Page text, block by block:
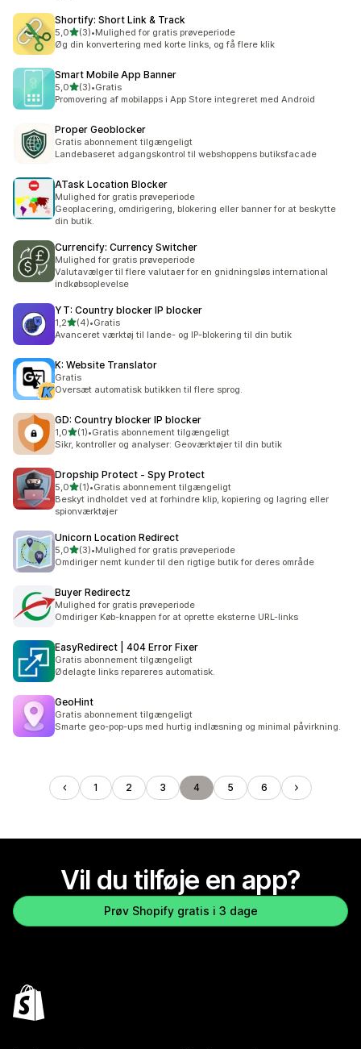
Shortify: Short Link & Track
5,0ud af 5 stjerner
(3)
3 anmeldelser i alt
•Mulighed for gratis prøveperiode
Øg din konvertering med korte links, og få flere klik
Smart Mobile App Banner
5,0ud af 5 stjerner
(3)
3 anmeldelser i alt
•Gratis
Promovering af mobilapps i App Store integreret med Android
Proper Geoblocker
Gratis abonnement tilgængeligt
Landebaseret adgangskontrol til webshoppens butiksfacade
ATask Location Blocker
Mulighed for gratis prøveperiode
Geoplacering, omdirigering, blokering eller banner for at beskytte
din butik.
Currencify: Currency Switcher
Mulighed for gratis prøveperiode
Valutavælger til flere valutaer for en gnidningsløs international
indkøbsoplevelse
YT: Country blocker IP blocker
1,2ud af 5 stjerner
(4)
4 anmeldelser i alt
•Gratis
Avanceret værktøj til lande- og IP-blokering til din butik
K: Website Translator
Gratis
Oversæt automatisk butikken til flere sprog.
GD: Country blocker IP blocker
1,0ud af 5 stjerner
(1)
1 anmeldelser i alt
•Gratis abonnement tilgængeligt
Sikr, kontroller og analyser: Geoværktøjer til din butik
Dropship Protect ‑ Spy Protect
5,0ud af 5 stjerner
(1)
1 anmeldelser i alt
•Gratis abonnement tilgængeligt
Beskyt indholdet ved at forhindre klip, kopiering og lagring eller
spionværktøjer
Unicorn Location Redirect
5,0ud af 5 stjerner
(3)
3 anmeldelser i alt
•Mulighed for gratis prøveperiode
Omdiriger nemt kunder til den rigtige butik for deres område
Buyer Redirectz
Mulighed for gratis prøveperiode
Omdiriger Køb-knappen for at oprette eksterne URL-links
EasyRedirect | 404 Error Fixer
Gratis abonnement tilgængeligt
Ødelagte links repareres automatisk.
GeoHint
Gratis abonnement tilgængeligt
Smarte geo-pop-ups med hurtig indlæsning og minimal påvirkning.
1 2 3 4 5 6
Vil du tilføje en app?
Prøv Shopify gratis i 3 dage